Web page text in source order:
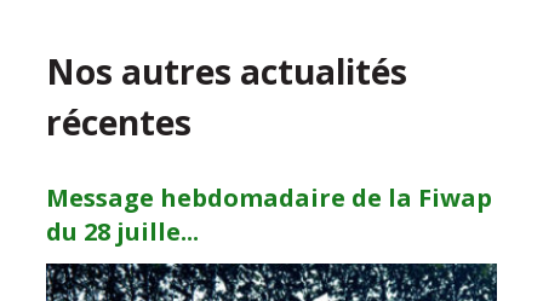
Nos autres actualités
récentes
Message hebdomadaire de la Fiwap
du 28 juille...